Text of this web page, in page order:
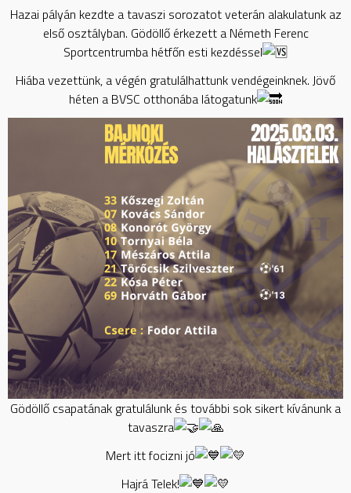
Hazai pályán kezdte a tavaszi sorozatot veterán alakulatunk az
első osztályban. Gödöllő érkezett a Németh Ferenc
Sportcentrumba hétfőn esti kezdéssel
Hiába vezettünk, a végén gratulálhattunk vendégeinknek. Jövő
héten a BVSC otthonába látogatunk
Gödöllő csapatának gratulálunk és további sok sikert kívánunk a
tavaszra
Mert itt focizni jó
Hajrá Telek!